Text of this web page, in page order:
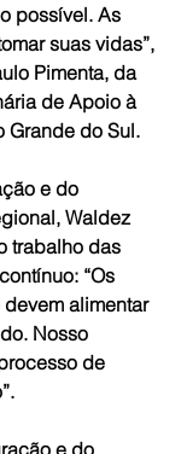
possível. As
suas vidas”,
Pimenta, da
de Apoio à
Grande do Sul.
e do
Waldez
trabalho das
“Os
alimentar
Nosso
de